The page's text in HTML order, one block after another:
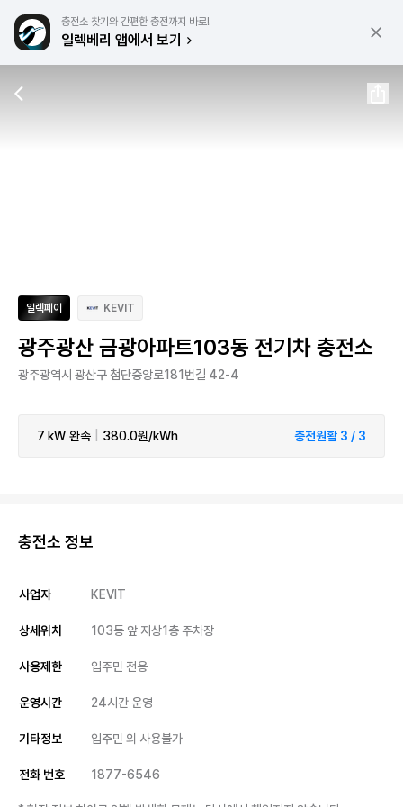
충전소 찾기와 간편한 충전까지 바로!
일렉베리 앱에서 보기
일렉페이 KEVIT
광주광산 금광아파트103동 전기차 충전소
광주광역시 광산구 첨단중앙로181번길 42-4
7 kW 완속 380.0원/kWh 충전원활 3 / 3
충전소 정보
사업자 KEVIT
상세위치 103동 앞 지상1층 주차장
사용제한 입주민 전용
운영시간 24시간 운영
기타정보 입주민 외 사용불가
전화 번호 1877-6546